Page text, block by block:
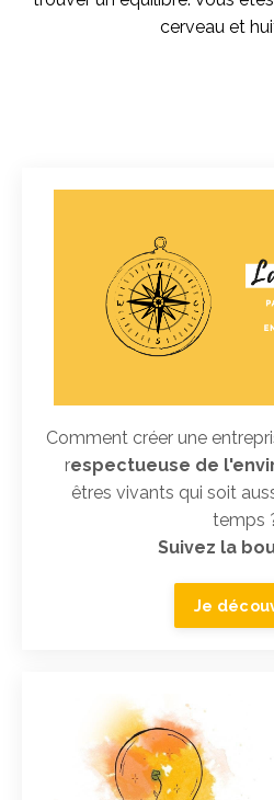
cerveau et
Comment créer une
respectueuse de
êtres vivants qui soit
temps
Suivez la
Je